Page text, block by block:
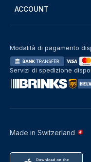
ACCOUNT
Made in Switzerland
Modalità di pagamento
Servizi di spedizione